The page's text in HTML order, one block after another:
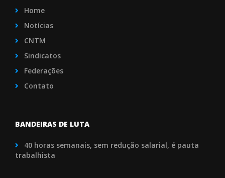
Home
Notícias
CNTM
Sindicatos
Federações
Contato
BANDEIRAS DE LUTA
40 horas semanais, sem redução salarial, é pauta
trabalhista